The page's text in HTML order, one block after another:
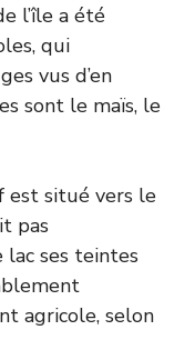
l’île a été
qui
vus d’en
sont le maïs, le
est situé vers le
pas
lac ses teintes
agricole, selon